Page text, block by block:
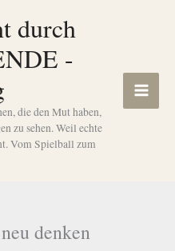
durch
-
die den Mut haben,
zu sehen. Weil echte
Vom Spielball zum
denken